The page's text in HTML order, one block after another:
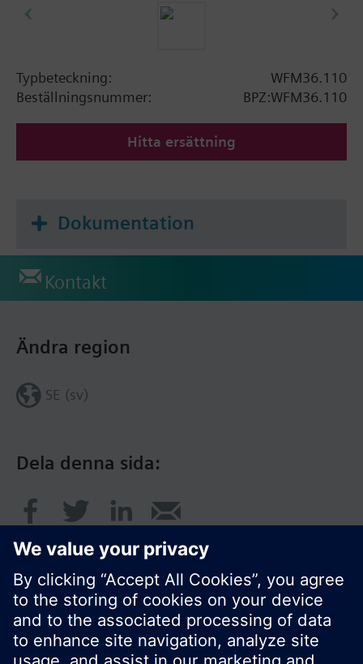
Typbeteckning:
WFM36.110
Beställningsnummer:
BPZ:WFM36.110
Hitta ersättning
Dokumentation
Kontakt
Dela denna sida:
Ändra region
SE (sv)